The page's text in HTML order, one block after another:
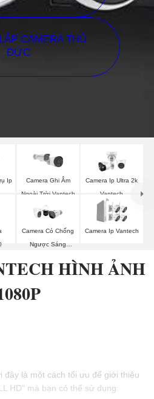
CAMERA THỦ
ĐỨC
Ip
Camera Ghi Âm
Ngoài Trời Vantech
Camera Ip Ultra 2k
Vantech
Camera Có Chống
Ngược Sáng
Camera Ip Vantech
HÌNH ẢNH
là một cách tối ưu để giới thiệu
HD" mà bạn có thể sử dụng: